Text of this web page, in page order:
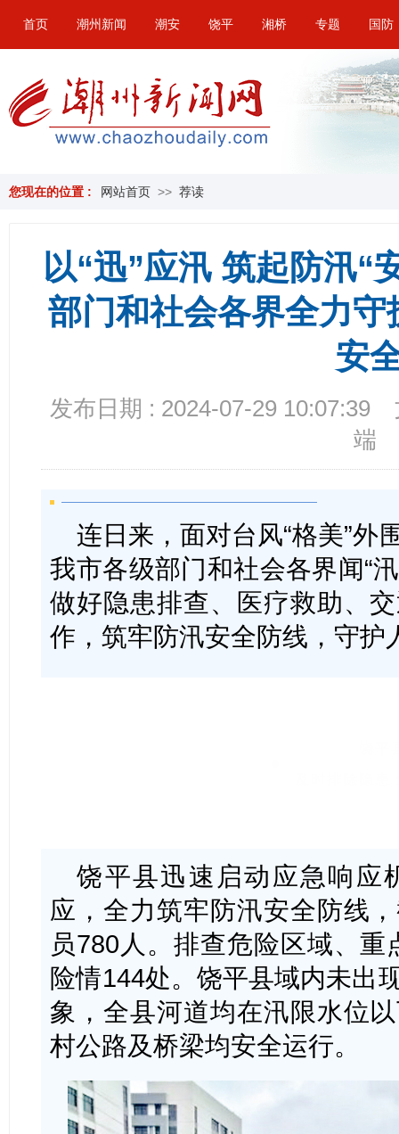
首页 潮州新闻 潮安 饶平 湘桥 专题 国防
您现在的位置 : 网站首页 >> 荐读
以“迅”应汛 筑起防汛“
部门和社会各界全力
安
发布日期 : 2024-07-29 10:07:39
端
连日来，面对台风“格美”外
我市各级部门和社会各界闻“
做好隐患排查、医疗救助、
作，筑牢防汛安全防线，守护
饶平县迅速启动应急响应
应，全力筑牢防汛安全防线
员780人。排查危险区域、
险情144处。饶平县域内未出
象，全县河道均在汛限水位
村公路及桥梁均安全运行。